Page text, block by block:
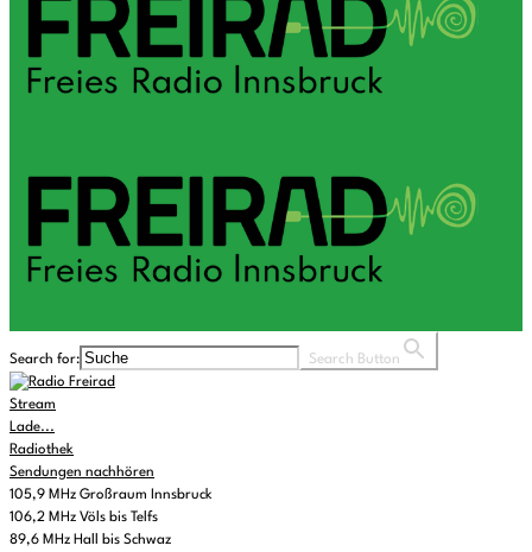
Search for: Search Button
Stream
Lade...
Radiothek
Sendungen nachhören
105,9 MHz Großraum Innsbruck
106,2 MHz Völs bis Telfs
89,6 MHz Hall bis Schwaz